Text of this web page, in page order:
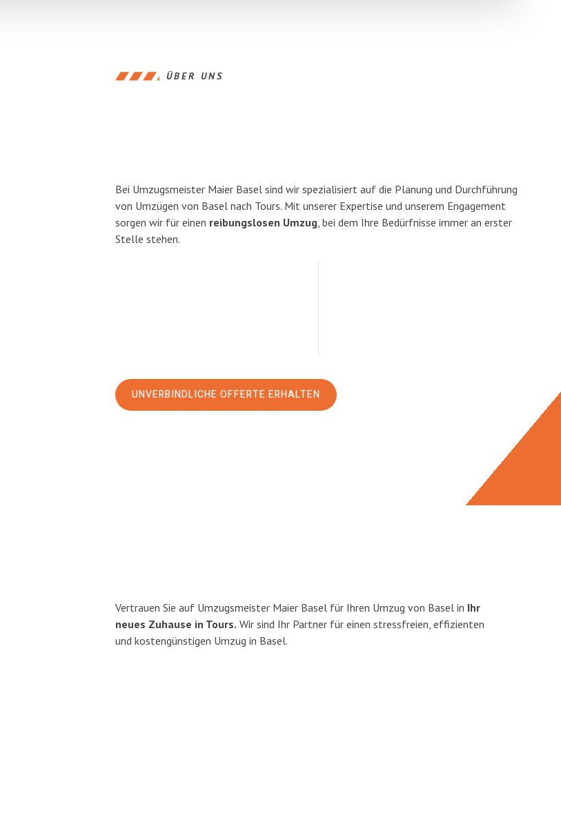
ÜBER UNS
Bei Umzugsmeister Maier Basel sind wir spezialisiert auf die Planung und Durchführung
von Umzügen von Basel nach Tours. Mit unserer Expertise und unserem Engagement
sorgen wir für einen reibungslosen Umzug, bei dem Ihre Bedürfnisse immer an erster
Stelle stehen.
UNVERBINDLICHE OFFERTE ERHALTEN
Vertrauen Sie auf Umzugsmeister Maier Basel für Ihren Umzug von Basel in Ihr
neues Zuhause in Tours. Wir sind Ihr Partner für einen stressfreien, effizienten
und kostengünstigen Umzug in Basel.